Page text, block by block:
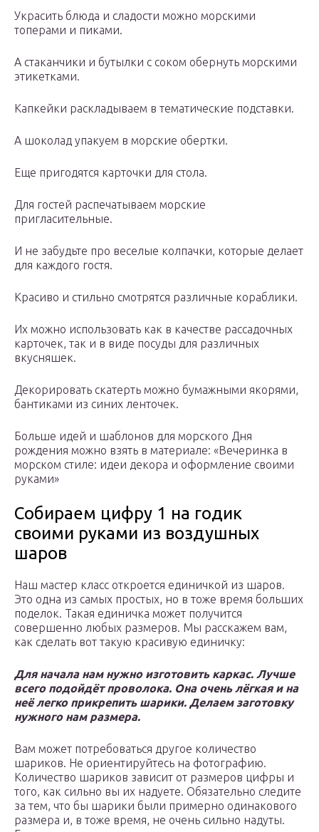
Украсить блюда и сладости можно морскими
топерами и пиками.
А стаканчики и бутылки с соком обернуть морскими
этикетками.
Капкейки раскладываем в тематические подставки.
А шоколад упакуем в морские обертки.
Еще пригодятся карточки для стола.
Для гостей распечатываем морские
пригласительные.
И не забудьте про веселые колпачки, которые делает
для каждого гостя.
Красиво и стильно смотрятся различные кораблики.
Их можно использовать как в качестве рассадочных
карточек, так и в виде посуды для различных
вкусняшек.
Декорировать скатерть можно бумажными якорями,
бантиками из синих ленточек.
Больше идей и шаблонов для морского Дня
рождения можно взять в материале: «Вечеринка в
морском стиле: идеи декора и оформление своими
руками»
Собираем цифру 1 на годик
своими руками из воздушных
шаров
Наш мастер класс откроется единичкой из шаров.
Это одна из самых простых, но в тоже время больших
поделок. Такая единичка может получится
совершенно любых размеров. Мы расскажем вам,
как сделать вот такую красивую единичку:
Для начала нам нужно изготовить каркас. Лучше
всего подойдёт проволока. Она очень лёгкая и на
неё легко прикрепить шарики. Делаем заготовку
нужного нам размера.
Вам может потребоваться другое количество
шариков. Не ориентируйтесь на фотографию.
Количество шариков зависит от размеров цифры и
того, как сильно вы их надуете. Обязательно следите
за тем, что бы шарики были примерно одинакового
размера и, в тоже время, не очень сильно надуты.